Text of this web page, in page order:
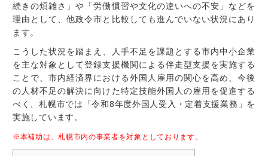
続きの煩雑さ」や「労働慣習や文化の違いへの不安」などを
理由として、他政令市と比較しても進んでいない状況にあり
ます。
こうした状況を踏まえ、人手不足を課題とする市内中小企業
を主な対象として登録支援機関による伴走型支援を実施する
ことで、市内経済界における外国人雇用の関心を高め、今後
の人材不足の解決に向けた特定技能外国人の雇用を促進する
べく、札幌市では「令和8年度外国人受入・定着支援業務」を
実施しています。
※本補助は、札幌市内の事業者を対象としております。